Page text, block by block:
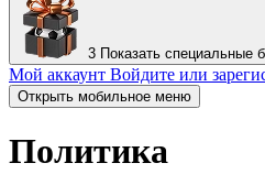
3 Показать специальные
Мой аккаунт Войдите или
Открыть мобильное меню
Политика